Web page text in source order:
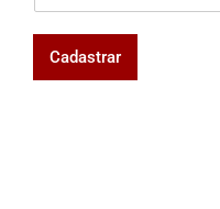
Cadastrar